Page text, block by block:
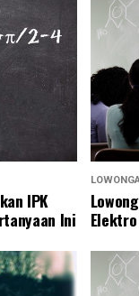
IPK
Ini